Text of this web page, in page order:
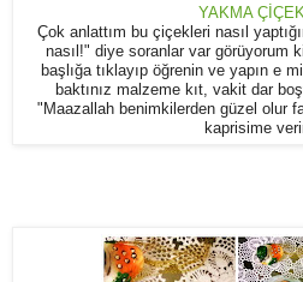
YAKMA
Çok anlattım bu çiçekleri nasıl
nasıl!" diye soranlar var görüyorum
başlığa tıklayıp öğrenin ve yapın e
baktınız malzeme kıt, vakit dar
"Maazallah benimkilerden güzel olur
kaprisime